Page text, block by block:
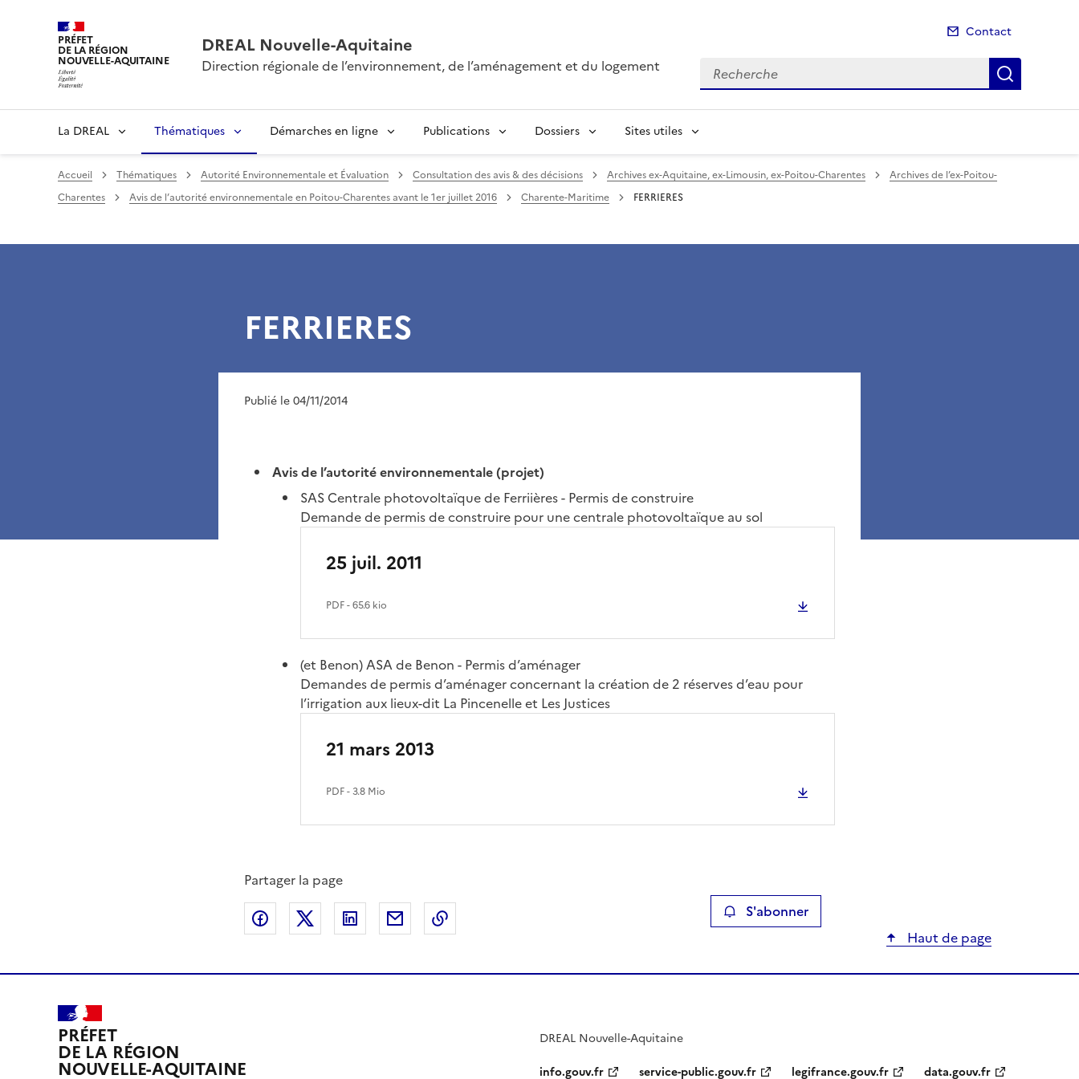
PRÉFET
DE LA RÉGION
NOUVELLE-AQUITAINE
DREAL Nouvelle-Aquitaine
Direction régionale de l’environnement, de l’aménagement et du logement
Contact
Recherche
La DREAL Thématiques Démarches en ligne Publications Dossiers Sites utiles
Accueil Thématiques Autorité Environnementale et Évaluation Consultation des avis & des décisions Archives ex-Aquitaine, ex-Limousin, ex-Poitou-Charentes
Archives de l’ex-Poitou-
Charentes
Avis de l’autorité environnementale en Poitou-Charentes avant le 1er juillet 2016 Charente-Maritime FERRIERES
FERRIERES
Publié le 04/11/2014
Avis de l’autorité environnementale (projet)
SAS Centrale photovoltaïque de Ferriières - Permis de construire
Demande de permis de construire pour une centrale photovoltaïque au sol
25 juil. 2011
PDF- 65.6 kio
(et Benon) ASA de Benon - Permis d’aménager
Demandes de permis d’aménager concernant la création de 2 réserves d’eau pour
l’irrigation aux lieux-dit La Pincenelle et Les Justices
21 mars 2013
PDF- 3.8 Mio
Partager la page
Partager sur Facebook
Partager sur XPartager sur LinkedIn
Partager par emailCopier le lien de la page dans le presse-papier S'abonner
Haut de page
PRÉFET
DE LA RÉGION
NOUVELLE-AQUITAINE
DREAL Nouvelle-Aquitaine
info.gouv.fr
service-public.gouv.fr legifrance.gouv.fr data.gouv.fr